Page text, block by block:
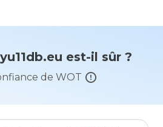
est-il sûr ?
de WOT